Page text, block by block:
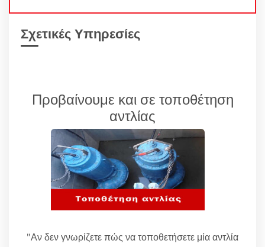
Σχετικές Υπηρεσίες
Προβαίνουμε και σε τοποθέτηση
αντλίας
"Αν δεν γνωρίζετε πώς να τοποθετήσετε μία αντλία